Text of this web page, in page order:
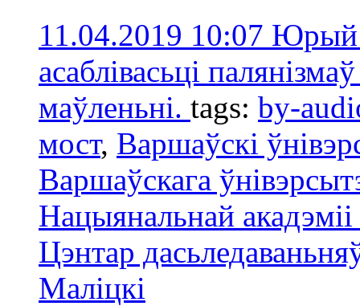
11.04.2019 10:07 Юрый
асаблівасьці
маўленьні. tags: by-
мост, Варшаўскі
Варшаўскага
Нацыянальнай акадэміі
Цэнтар
Маліцкі